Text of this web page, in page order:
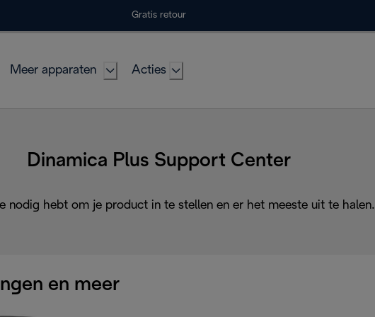
Gratis retour
Meer apparaten Acties
Dinamica Plus Support Center
nodig hebt om je product in te stellen en er het meeste uit te halen.
en meer